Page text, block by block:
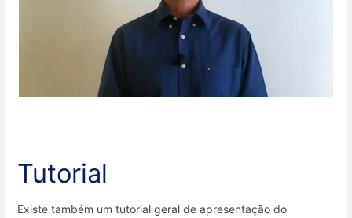
Tutorial
Existe também um tutorial geral de apresentação do